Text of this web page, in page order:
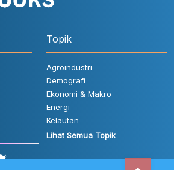
Topik
Agroindustri
Demografi
Ekonomi & Makro
Energi
Kelautan
Lihat Semua Topik